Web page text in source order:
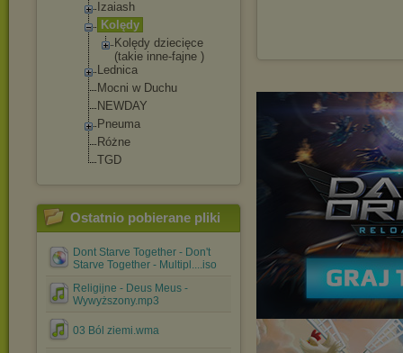
Izaiash
Kolędy
Kolędy dziecięce
(takie inne-fajne )
Lednica
Mocni w Duchu
NEWDAY
Pneuma
Różne
TGD
Ostatnio pobierane pliki
Dont Starve Together - Don't
Starve Together - Multipl....iso
Religijne - Deus Meus -
Wywyższony.mp3
03 Ból ziemi.wma